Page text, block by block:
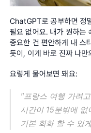
ChatGPT로 공부하면 정
필요 없어요. 내가 원하는
중요한 건 편안하게 내 스
듯이, 이게 바로 진짜 나만
요렇게 물어보면 돼요:
"프랑스 여행 가려
시간이 15분밖에
기본 회화 할 수 있